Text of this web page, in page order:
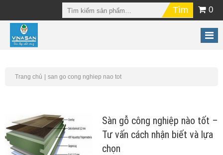
0
Trang chủ san go cong nghiep nao tot
Sàn gỗ công nghiệp nào tốt –
Tư vấn cách nhận biết và lựa
chọn